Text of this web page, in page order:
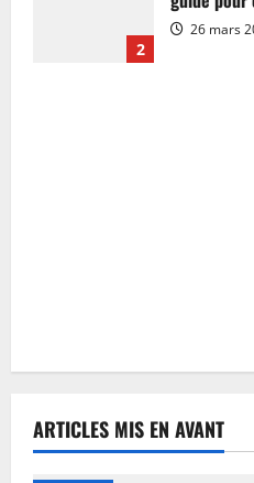
2
26 mars
ARTICLES MIS EN AVANT